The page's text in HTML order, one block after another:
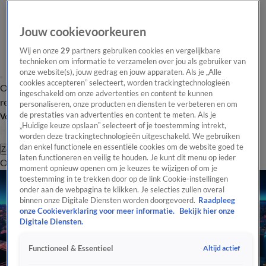
Overzicht Laatste nieuws Regionieuws Het beste van Hart
Tip de
redactie
Volg Hart van Nederland
Zoeken
OverzichtRegioUitzendingenWeerTip de redactiePanelVideo's
Jouw cookievoorkeuren
Wij en onze29 partners gebruiken cookies en vergelijkbare
technieken om informatie te verzamelen over jou als gebruiker van
onze website(s), jouw gedrag en jouw apparaten. Als je „Alle
cookies accepteren” selecteert, worden trackingtechnologieën
ingeschakeld om onze advertenties en content te kunnen
personaliseren, onze producten en diensten te verbeteren en om
de prestaties van advertenties en content te meten. Als je
„Huidige keuze opslaan” selecteert of je toestemming intrekt,
worden deze trackingtechnologieën uitgeschakeld. We gebruiken
dan enkel functionele en essentiële cookies om de website goed te
laten functioneren en veilig te houden. Je kunt dit menu op ieder
moment opnieuw openen om je keuzes te wijzigen of om je
toestemming in te trekken door op de link Cookie-instellingen
onder aan de webpagina te klikken. Je selecties zullen overal
binnen onze Digitale Diensten worden doorgevoerd. Raadpleeg
onze Cookieverklaring voor meer informatie.
Bekijk hier onze
Digitale Diensten.
Functioneel & Essentieel Altijd actief